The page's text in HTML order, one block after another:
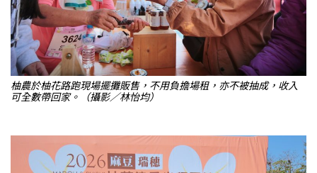
柚農於柚花路跑現場擺攤販售，不用負擔場租，亦不被抽成，收入
可全數帶回家。（攝影／林怡均）